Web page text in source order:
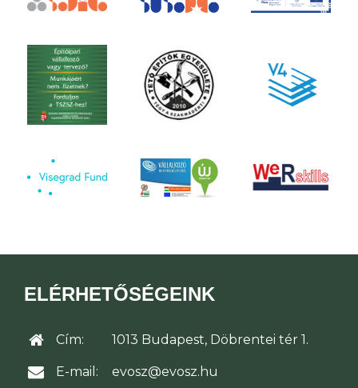
ELÉRHETŐSÉGEINK
Cím: 1013 Budapest, Döbrentei tér 1.
E-mail: evosz@evosz.hu